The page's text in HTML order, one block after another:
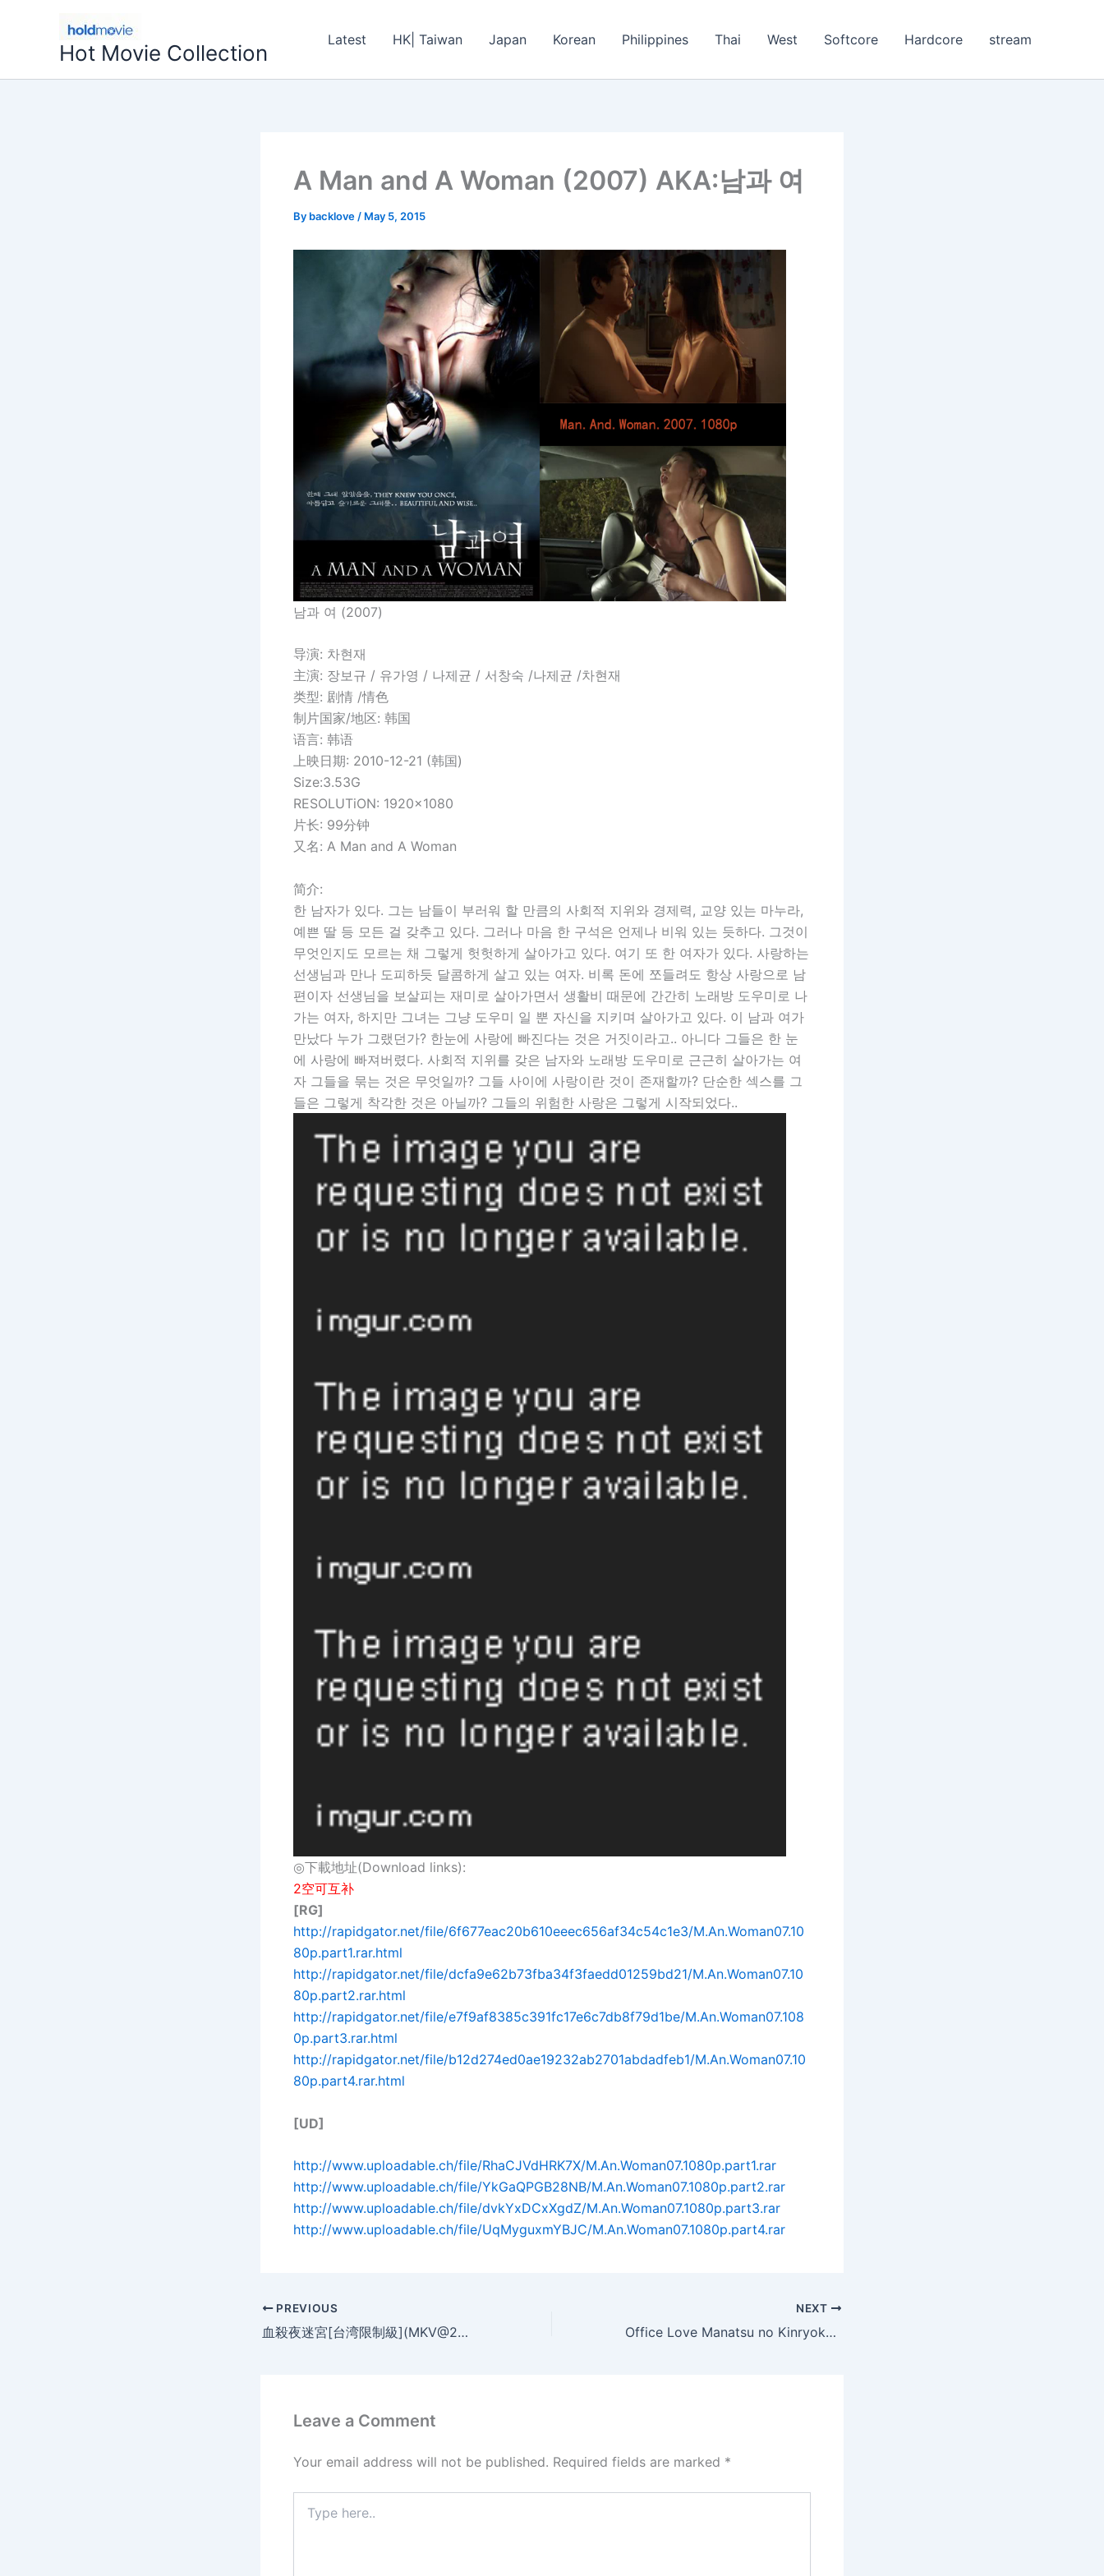
Hot Movie Collection
Latest HK| Taiwan Japan Korean Philippines Thai West Softcore Hardcore stream
A Man and A Woman (2007) AKA:남과 여
By backlove / May 5, 2015
남과 여 (2007)
导演: 차현재
主演: 장보규 / 유가영 / 나제균 / 서창숙 /나제균 /차현재
类型: 剧情 /情色
制片国家/地区: 韩国
语言: 韩语
上映日期: 2010-12-21 (韩国)
Size:3.53G
RESOLUTiON: 1920×1080
片长: 99分钟
又名: A Man and A Woman
简介:
한 남자가 있다. 그는 남들이 부러워 할 만큼의 사회적 지위와 경제력, 교양 있는 마누라,
예쁜 딸 등 모든 걸 갖추고 있다. 그러나 마음 한 구석은 언제나 비워 있는 듯하다. 그것이
무엇인지도 모르는 채 그렇게 헛헛하게 살아가고 있다. 여기 또 한 여자가 있다. 사랑하는
선생님과 만나 도피하듯 달콤하게 살고 있는 여자. 비록 돈에 쪼들려도 항상 사랑으로 남
편이자 선생님을 보살피는 재미로 살아가면서 생활비 때문에 간간히 노래방 도우미로 나
가는 여자, 하지만 그녀는 그냥 도우미 일 뿐 자신을 지키며 살아가고 있다. 이 남과 여가
만났다 누가 그랬던가? 한눈에 사랑에 빠진다는 것은 거짓이라고.. 아니다 그들은 한 눈
에 사랑에 빠져버렸다. 사회적 지위를 갖은 남자와 노래방 도우미로 근근히 살아가는 여
자 그들을 묶는 것은 무엇일까? 그들 사이에 사랑이란 것이 존재할까? 단순한 섹스를 그
들은 그렇게 착각한 것은 아닐까? 그들의 위험한 사랑은 그렇게 시작되었다..
◎下載地址(Download links):
2空可互补
[RG]
http://rapidgator.net/file/6f677eac20b610eeec656af34c54c1e3/M.An.Woman07.10
80p.part1.rar.html
http://rapidgator.net/file/dcfa9e62b73fba34f3faedd01259bd21/M.An.Woman07.10
80p.part2.rar.html
http://rapidgator.net/file/e7f9af8385c391fc17e6c7db8f79d1be/M.An.Woman07.108
0p.part3.rar.html
http://rapidgator.net/file/b12d274ed0ae19232ab2701abdadfeb1/M.An.Woman07.10
80p.part4.rar.html
[UD]
http://www.uploadable.ch/file/RhaCJVdHRK7X/M.An.Woman07.1080p.part1.rar
http://www.uploadable.ch/file/YkGaQPGB28NB/M.An.Woman07.1080p.part2.rar
http://www.uploadable.ch/file/dvkYxDCxXgdZ/M.An.Woman07.1080p.part3.rar
http://www.uploadable.ch/file/UqMyguxmYBJC/M.An.Woman07.1080p.part4.rar
PREVIOUS
血殺夜迷宮[台湾限制級](MKV@2空@中字)
NEXT
Office Love Manatsu no Kinryoku / オフィスラブ 真昼の禁猟区(1985)
Leave a Comment
Your email address will not be published. Required fields are marked *
here..